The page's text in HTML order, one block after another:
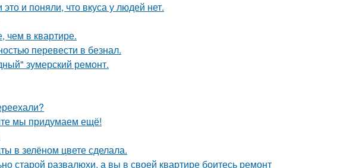
и поняли, что вкуса у людей нет.
чем в квартире.
перевести в безнал.
зумерский ремонт.
мы придумаем ещё!
в зелёном цвете сделала.
старой развалюхи, а вы в своей квартире боитесь ремонт